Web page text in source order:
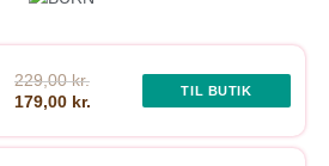
229,00 kr.
179,00 kr.
TIL BUTIK